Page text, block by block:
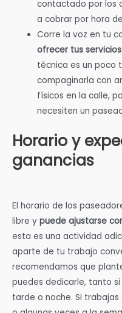
contactado por los
a cobrar por hora
Corre la voz en tu
ofrecer tus
técnica es un poco
compaginarla con
físicos en la calle,
necesiten un
Horario y
ganancias
El horario de los
libre y puede ajustarse
esta es una actividad
aparte de tu trabajo
recomendamos que
puedes dedicarle, tanto
tarde o noche. Si